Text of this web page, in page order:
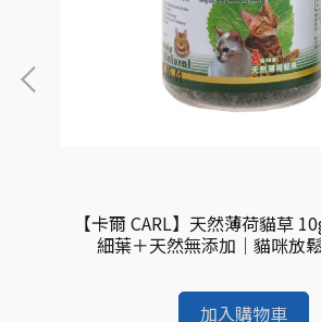
【卡爾 CARL】天然薄荷貓草
細葉＋天然無添加｜貓咪放
加入購物車